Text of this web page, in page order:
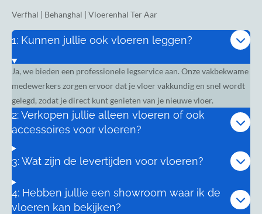
Verfhal | Behanghal | Vloerenhal Ter Aar
1: Kunnen jullie ook vloeren leggen?
Ja, we bieden een professionele legservice aan. Onze vakbekwame
medewerkers zorgen ervoor dat je vloer vakkundig en snel wordt
gelegd, zodat je direct kunt genieten van je nieuwe vloer.
2: Verkopen jullie alleen vloeren of ook
accessoires voor vloeren?
3: Wat zijn de levertijden voor vloeren?
4: Hebben jullie een showroom waar ik de
vloeren kan bekijken?